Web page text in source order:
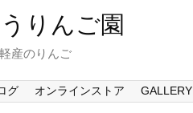
りんご園
産のりんご
グ オンラインストア GALLERY